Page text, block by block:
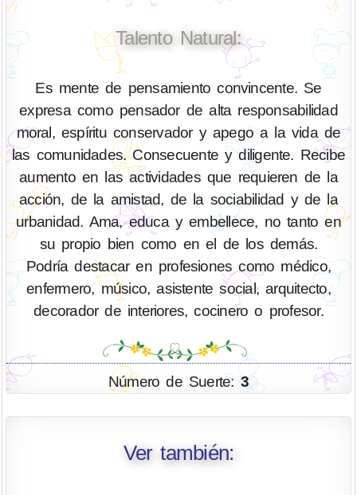
Talento Natural:
Es mente de pensamiento convincente. Se
expresa como pensador de alta responsabilidad
moral, espíritu conservador y apego a la vida de
las comunidades. Consecuente y diligente. Recibe
aumento en las actividades que requieren de la
acción, de la amistad, de la sociabilidad y de la
urbanidad. Ama, educa y embellece, no tanto en
su propio bien como en el de los demás.
Podría destacar en profesiones como médico,
enfermero, músico, asistente social, arquitecto,
decorador de interiores, cocinero o profesor.
Número de Suerte:3
Ver también: